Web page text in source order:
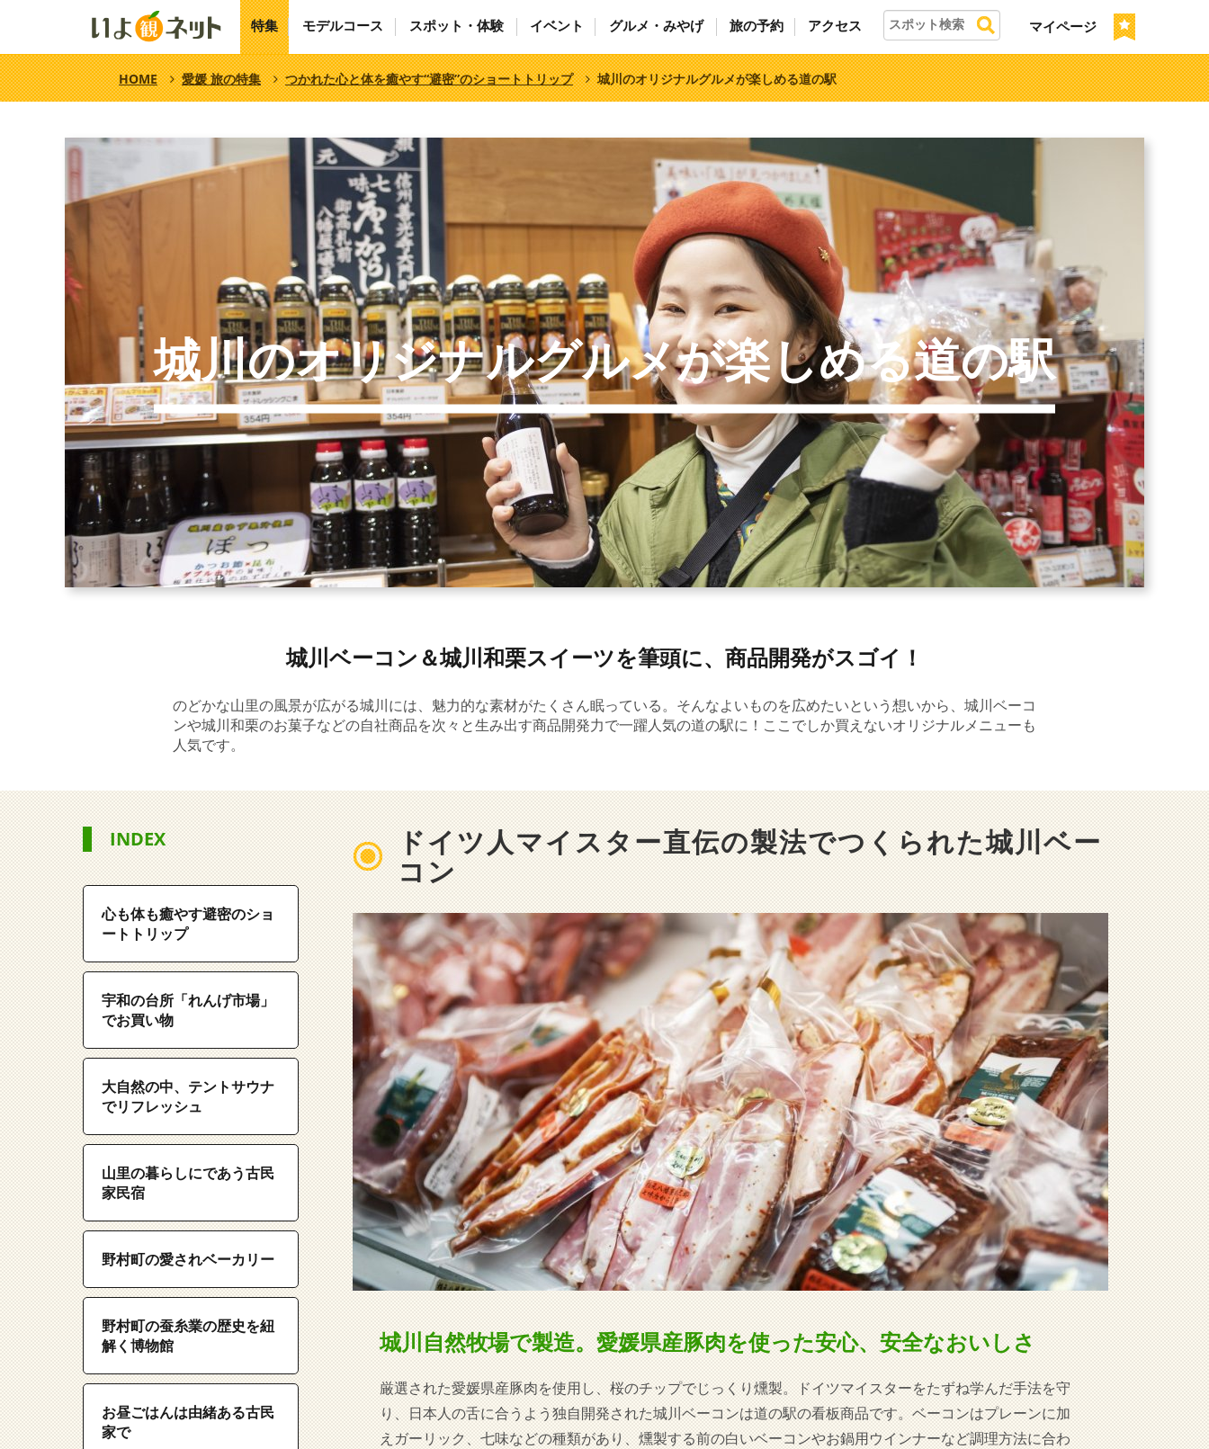
マイページ
特集 モデルコース スポット・体験 イベント グルメ・みやげ 旅の予約 アクセス
HOME 愛媛 旅の特集 つかれた心と体を癒やす“避密”のショートトリップ 城川のオリジナルグルメが楽しめる道の駅
城川のオリジナルグルメが楽しめる道の駅
城川ベーコン＆城川和栗スイーツを筆頭に、商品開発がスゴイ！
のどかな山里の風景が広がる城川には、魅力的な素材がたくさん眠っている。そんなよいものを広めたいという想いから、城川ベーコ
ンや城川和栗のお菓子などの自社商品を次々と生み出す商品開発力で一躍人気の道の駅に！ここでしか買えないオリジナルメニューも
人気です。
INDEX
心も体も癒やす避密のショ
ートトリップ
宇和の台所「れんげ市場」
でお買い物
大自然の中、テントサウナ
でリフレッシュ
山里の暮らしにであう古民
家民宿
野村町の愛されベーカリー
野村町の蚕糸業の歴史を紐
解く博物館
お昼ごはんは由緒ある古民
家で
ドイツ人マイスター直伝の製法でつくられた城川ベー
コン
城川自然牧場で製造。愛媛県産豚肉を使った安心、安全なおいしさ
厳選された愛媛県産豚肉を使用し、桜のチップでじっくり燻製。ドイツマイスターをたずね学んだ手法を守
り、日本人の舌に合うよう独自開発された城川ベーコンは道の駅の看板商品です。ベーコンはプレーンに加
えガーリック、七味などの種類があり、燻製する前の白いベーコンやお鍋用ウインナーなど調理方法に合わ